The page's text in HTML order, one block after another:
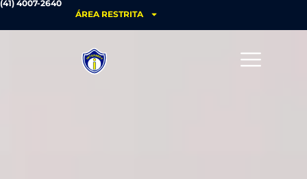
(41) 4007-2640
ÁREA RESTRITA